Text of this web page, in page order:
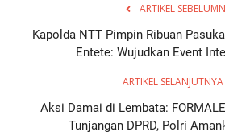
ARTIKEL
Kapolda NTT Pimpin Ribuan
Entete: Wujudkan Event
ARTIKEL SELANJUTNYA
Aksi Damai di Lembata:
Tunjangan DPRD, Polri